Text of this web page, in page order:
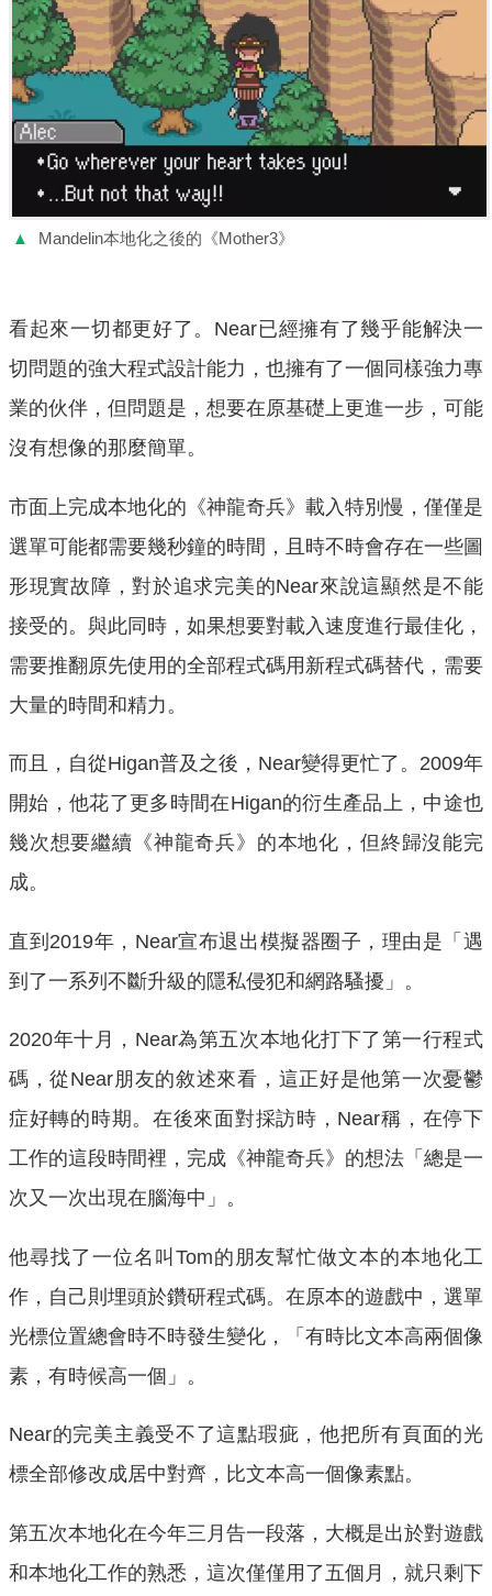
▲ Mandelin本地化之後的《Mother3》
看起來一切都更好了。Near已經擁有了幾乎能解決一
切問題的強大程式設計能力，也擁有了一個同樣強力專
業的伙伴，但問題是，想要在原基礎上更進一步，可能
沒有想像的那麼簡單。
市面上完成本地化的《神龍奇兵》載入特別慢，僅僅是
選單可能都需要幾秒鐘的時間，且時不時會存在一些圖
形現實故障，對於追求完美的Near來說這顯然是不能
接受的。與此同時，如果想要對載入速度進行最佳化，
需要推翻原先使用的全部程式碼用新程式碼替代，需要
大量的時間和精力。
而且，自從Higan普及之後，Near變得更忙了。2009年
開始，他花了更多時間在Higan的衍生產品上，中途也
幾次想要繼續《神龍奇兵》的本地化，但終歸沒能完
成。
直到2019年，Near宣布退出模擬器圈子，理由是「遇
到了一系列不斷升級的隱私侵犯和網路騷擾」。
2020年十月，Near為第五次本地化打下了第一行程式
碼，從Near朋友的敘述來看，這正好是他第一次憂鬱
症好轉的時期。在後來面對採訪時，Near稱，在停下
工作的這段時間裡，完成《神龍奇兵》的想法「總是一
次又一次出現在腦海中」。
他尋找了一位名叫Tom的朋友幫忙做文本的本地化工
作，自己則埋頭於鑽研程式碼。在原本的遊戲中，選單
光標位置總會時不時發生變化，「有時比文本高兩個像
素，有時候高一個」。
Near的完美主義受不了這點瑕疵，他把所有頁面的光
標全部修改成居中對齊，比文本高一個像素點。
第五次本地化在今年三月告一段落，大概是出於對遊戲
和本地化工作的熟悉，這次僅僅用了五個月，就只剩下